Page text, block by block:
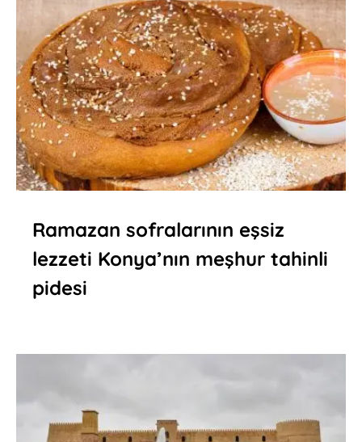
Ramazan sofralarının eşsiz
lezzeti Konya’nın meşhur tahinli
pidesi